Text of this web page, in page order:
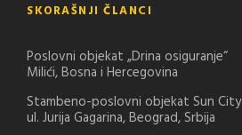
SKORAŠNJI ČLANCI
Poslovni objekat „Drina osiguranje“
Milići, Bosna i Hercegovina
Stambeno-poslovni objekat Sun City
ul. Jurija Gagarina, Beograd, Srbija